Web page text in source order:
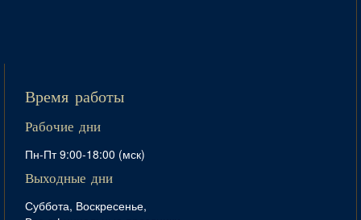
Время работы
Рабочие дни
Пн-Пт 9:00-18:00 (мск)
Выходные дни
Суббота, Воскресенье,